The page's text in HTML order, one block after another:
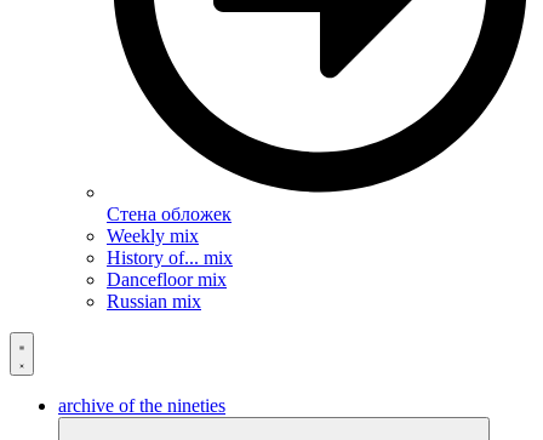
Стена обложек
Weekly mix
History of... mix
Dancefloor mix
Russian mix
archive of the nineties